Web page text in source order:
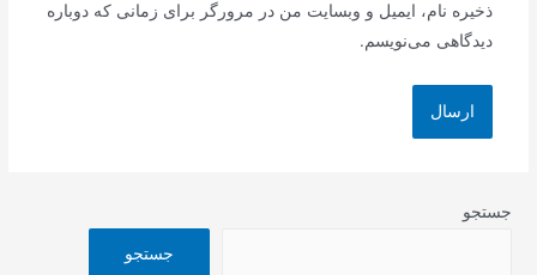
ذخیره نام، ایمیل و وبسایت من در مرورگر برای زمانی که دوباره
دیدگاهی می‌نویسم.
جستجو
جستجو